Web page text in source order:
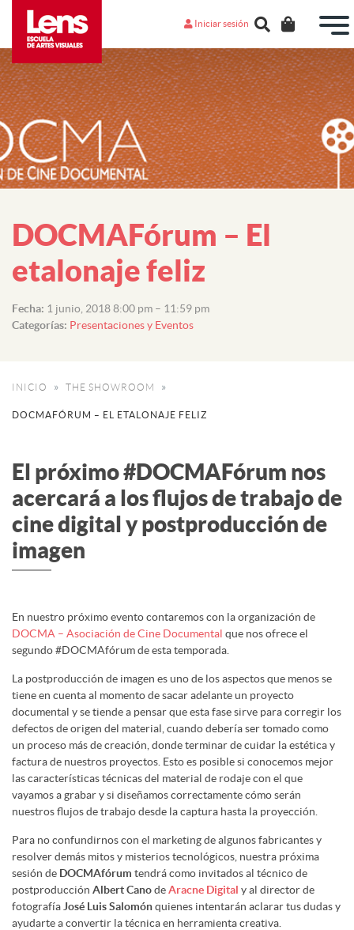
Iniciar sesión
DOCMAFórum – El
etalonaje feliz
Fecha: 1 junio, 2018 8:00 pm – 11:59 pm
Categorías: Presentaciones y Eventos
INICIO THE SHOWROOM
DOCMAFÓRUM – EL ETALONAJE FELIZ
El próximo #DOCMAFórum nos
acercará a los flujos de trabajo de
cine digital y postproducción de
imagen
En nuestro próximo evento contaremos con la organización de
DOCMA – Asociación de Cine Documental que nos ofrece el
segundo #DOCMAfórum de esta temporada.
La postproducción de imagen es uno de los aspectos que menos se
tiene en cuenta al momento de sacar adelante un proyecto
documental y se tiende a pensar que esta fase sirve para corregir los
defectos de origen del material, cuando debería ser tomado como
un proceso más de creación, donde terminar de cuidar la estética y
factura de nuestros proyectos. Esto es posible si conocemos mejor
las características técnicas del material de rodaje con el que
vayamos a grabar y si diseñamos correctamente cómo serán
nuestros flujos de trabajo desde la captura hasta la proyección.
Para no confundirnos con el marketing de algunos fabricantes y
resolver demás mitos y misterios tecnológicos, nuestra próxima
sesión de DOCMAfórum tendrá como invitados al técnico de
postproducción Albert CanodeAracne Digital y al director de
fotografía José Luis Salomónquienes intentarán aclarar tus dudas y
ayudarte a convertir la técnica en herramienta creativa.